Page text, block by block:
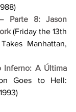
Parte 8: Jason
(Friday the 13th
Manhattan,
Inferno: A Última
Goes to Hell: